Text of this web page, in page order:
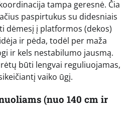
tampa geresnė. Čia
paspirtukus su didesniais
dėmesį į platformos (dekos)
ir pėda, todėl per maža
ir kels nestabilumo jausmą.
būti lengvai reguliuojamas,
vaiko ūgį.
(nuo 140 cm ir